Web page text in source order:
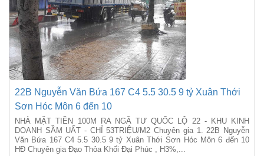
22B Nguyễn Văn Bứa 167 C4 5.5 30.5 9 tỷ Xuân Thới
Sơn Hóc Môn 6 đến 10
NHÀ MẶT TIỀN 100M RA NGÃ TƯ QUỐC LỘ 22 - KHU KINH
DOANH SẦM UẤT - CHỈ 53TRIỆU/M2 Chuyên gia 1. 22B Nguyễn
Văn Bứa 167 C4 5.5 30.5 9 tỷ Xuân Thới Sơn Hóc Môn 6 đến 10
HĐ Chuyên gia Đạo Thỏa Khối Đại Phúc , H3%,...